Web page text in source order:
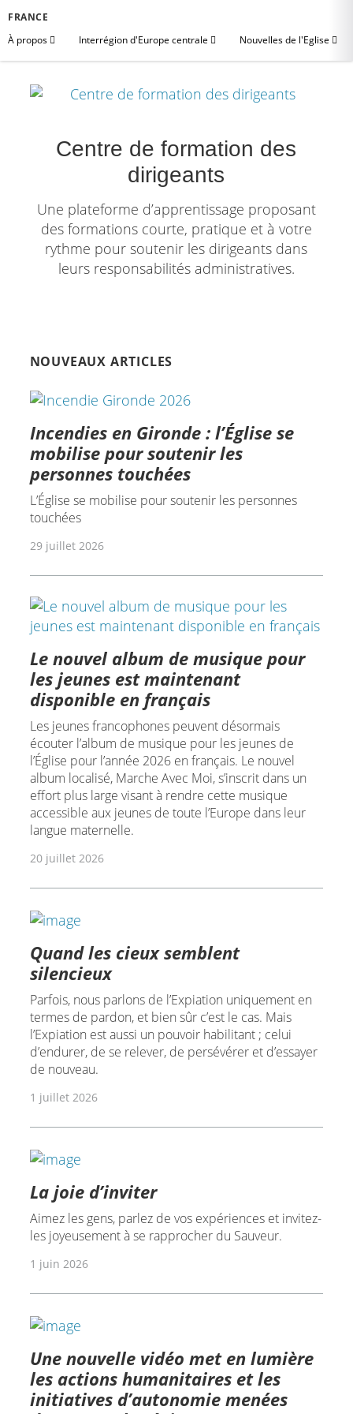
FRANCE
À propos
Interrégion d'Europe centrale Nouvelles de l'Eglise
Centre de formation des
dirigeants
Une plateforme d’apprentissage proposant
des formations courte, pratique et à votre
rythme pour soutenir les dirigeants dans
leurs responsabilités administratives.
NOUVEAUX ARTICLES
Incendies en Gironde : l’Église se
mobilise pour soutenir les
personnes touchées
L’Église se mobilise pour soutenir les personnes
touchées
29 juillet 2026
Le nouvel album de musique pour
les jeunes est maintenant
disponible en français
Les jeunes francophones peuvent désormais
écouter l’album de musique pour les jeunes de
l’Église pour l’année 2026 en français. Le nouvel
album localisé, Marche Avec Moi, s’inscrit dans un
effort plus large visant à rendre cette musique
accessible aux jeunes de toute l’Europe dans leur
langue maternelle.
20 juillet 2026
Quand les cieux semblent
silencieux
Parfois, nous parlons de l’Expiation uniquement en
termes de pardon, et bien sûr c’est le cas. Mais
l’Expiation est aussi un pouvoir habilitant ; celui
d’endurer, de se relever, de persévérer et d’essayer
de nouveau.
1 juillet 2026
La joie d’inviter
Aimez les gens, parlez de vos expériences et invitez-
les joyeusement à se rapprocher du Sauveur.
1 juin 2026
Une nouvelle vidéo met en lumière
les actions humanitaires et les
initiatives d’autonomie menées